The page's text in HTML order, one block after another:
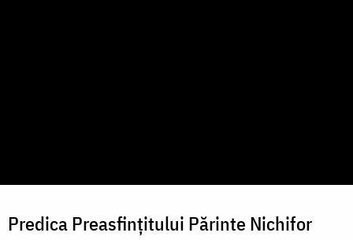
Predica Preasfințitului Părinte Nichifor